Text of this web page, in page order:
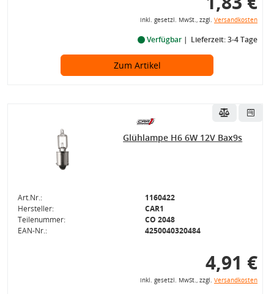
inkl. gesetzl. MwSt., zzgl. Versandkosten
Verfügbar Lieferzeit: 3-4 Tage
Zum Artikel
Glühlampe H6 6W 12V Bax9s
Art.Nr.:
1160422
Hersteller:
CAR1
Teilenummer:
CO 2048
EAN-Nr.:
4250040320484
4,91 €
inkl. gesetzl. MwSt., zzgl. Versandkosten